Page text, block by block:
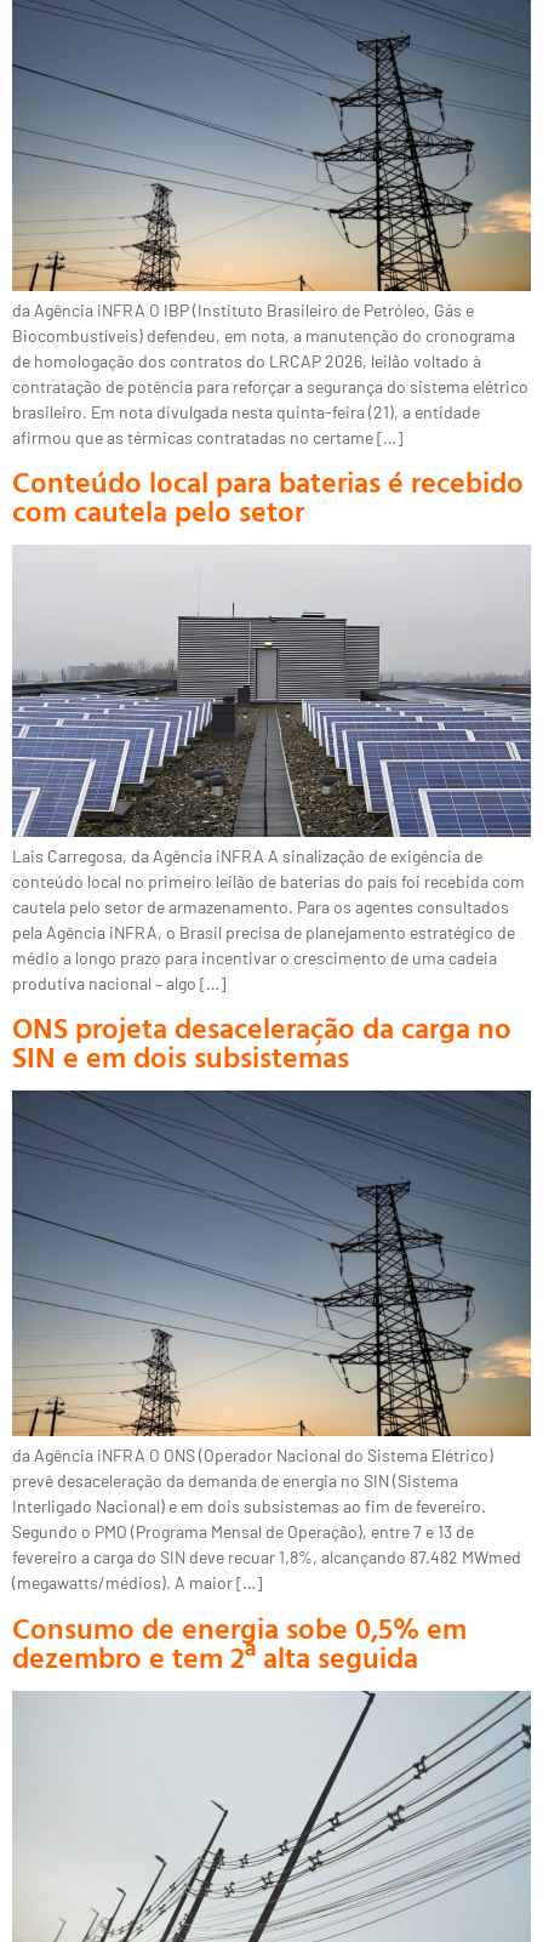
da Agência iNFRA O IBP (Instituto Brasileiro de Petróleo, Gás e
Biocombustíveis) defendeu, em nota, a manutenção do cronograma
de homologação dos contratos do LRCAP 2026, leilão voltado à
contratação de potência para reforçar a segurança do sistema elétrico
brasileiro. Em nota divulgada nesta quinta-feira (21), a entidade
afirmou que as térmicas contratadas no certame […]
Conteúdo local para baterias é recebido
com cautela pelo setor
Lais Carregosa, da Agência iNFRA A sinalização de exigência de
conteúdo local no primeiro leilão de baterias do país foi recebida com
cautela pelo setor de armazenamento. Para os agentes consultados
pela Agência iNFRA, o Brasil precisa de planejamento estratégico de
médio a longo prazo para incentivar o crescimento de uma cadeia
produtiva nacional – algo […]
ONS projeta desaceleração da carga no
SIN e em dois subsistemas
da Agência iNFRA O ONS (Operador Nacional do Sistema Elétrico)
prevê desaceleração da demanda de energia no SIN (Sistema
Interligado Nacional) e em dois subsistemas ao fim de fevereiro.
Segundo o PMO (Programa Mensal de Operação), entre 7 e 13 de
fevereiro a carga do SIN deve recuar 1,8%, alcançando 87.482 MWmed
(megawatts/médios). A maior […]
Consumo de energia sobe 0,5% em
dezembro e tem 2ª alta seguida